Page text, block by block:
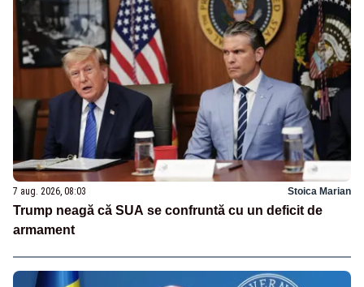
7 aug. 2026, 08:03 Stoica Marian
Trump neagă că SUA se confruntă cu un deficit de
armament